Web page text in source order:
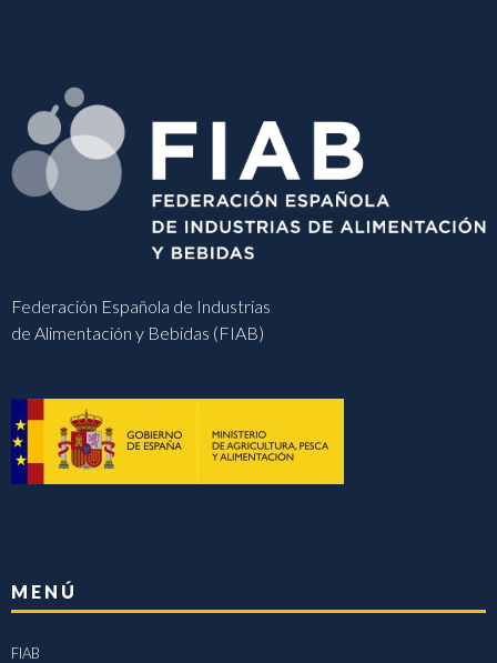
Federación Española de Industrias
de Alimentación y Bebidas (FIAB)
MENÚ
FIAB